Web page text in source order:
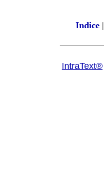
Indice |
IntraText®